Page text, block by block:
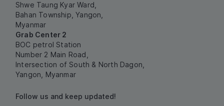
Shwe Taung Kyar Ward,
Bahan Township, Yangon,
Myanmar
Grab Center 2
BOC petrol Station
Number 2 Main Road,
Intersection of South & North Dagon,
Yangon, Myanmar
Follow us and keep updated!